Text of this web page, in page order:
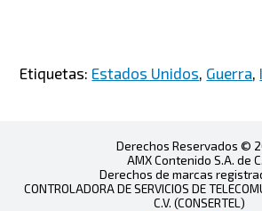
Etiquetas: Estados Unidos Guerra
Derechos Reservados ©
AMX Contenido S.A. de
Derechos de marcas
CONTROLADORA DE SERVICIOS DE
C.V. (CONSERTEL)